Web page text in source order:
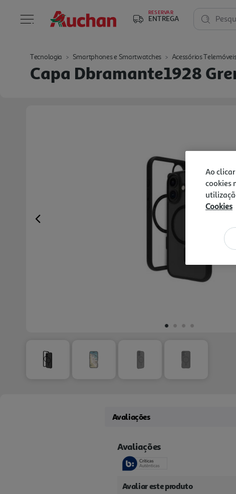
RESERVAR
ENTREGA
Tecnologia Smartphones e Smartwatches Acessórios
Capa Dbramante1928
Previous
Avaliações
Ao
cookies
Cookies